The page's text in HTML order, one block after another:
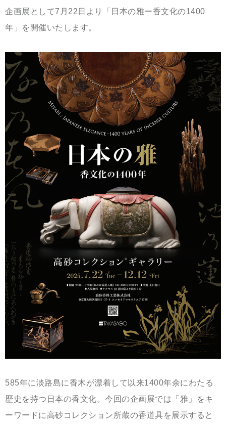
企画展として7月22日より「日本の雅ー香文化の1400
年」を開催いたします。
585年に淡路島に香木が漂着して以来1400年余にわたる
歴史を持つ日本の香文化。今回の企画展では「雅」をキ
ーワードに高砂コレクション所蔵の香道具を展示すると